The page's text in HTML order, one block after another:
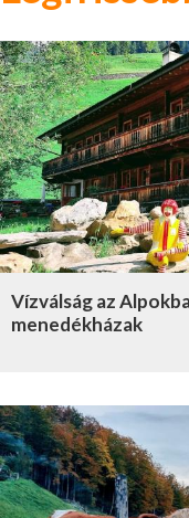
Vízválság az
menedékházak